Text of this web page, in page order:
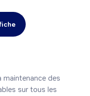
maintenance des
sur tous les